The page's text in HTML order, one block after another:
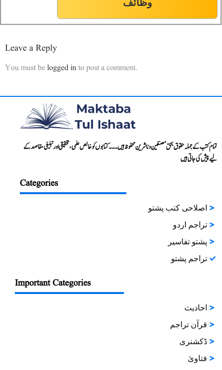
وظائف
Leave a Reply
You must belogged into post a comment.
تمام کتب کے جملہ حقوق بحق مصنفین و ناشرین محفوظ ہیں۔۔۔ کتابوں کو خالص علمی، تحقیقی اور تبلیغی مقاصد کے
لیے پیش کی جاتی ہیں
Categories
اصلاحی کتب پشتو
تراجم اردو
پشتو تفاسیر
تراجم پشتو
Important Categories
احادیث
قرآن تراجم
ڈکشنری
فتاویٰ